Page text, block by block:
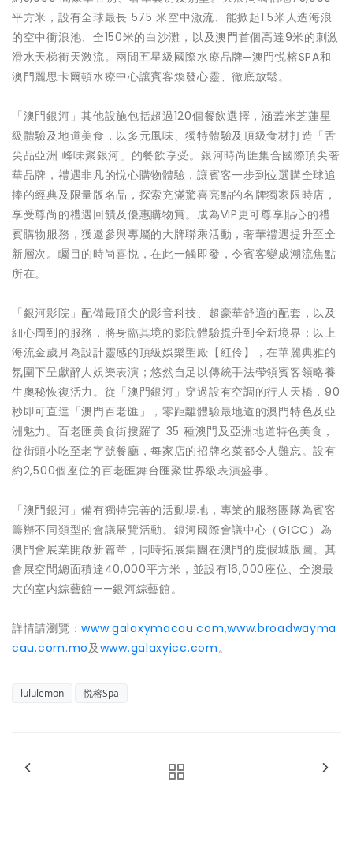
平方米，設有全球最長 575 米空中激流、能掀起1.5米人造海浪
的空中衝浪池、全150米的白沙灘，以及澳門首個高達9米的刺激
滑水天梯衝天激流。兩間五星級國際水療品牌─澳門悦榕SPA和
澳門麗思卡爾頓水療中心讓賓客煥發心靈、徹底放鬆。
「澳門銀河」其他設施包括超過120個餐飲選擇，涵蓋米芝蓮星
級體驗及地道美食，以多元風味、獨特體驗及頂級食材打造「舌
尖品亞洲 峰味聚銀河」的餐飲享受。銀河時尚匯集合國際頂尖奢
華品牌，禮遇非凡的悅心購物體驗，讓賓客一步到位選購全球追
捧的經典及限量版名品，探索充滿驚喜亮點的名牌獨家限時店，
享受尊尚的禮遇回饋及優惠購物賞。成為VIP更可尊享貼心的禮
賓購物服務，獲邀參與專屬的大牌聯乘活動，奢華禮遇提升至全
新層次。矚目的時尚喜悦，在此一觸即發，令賓客變成潮流焦點
所在。
「銀河影院」配備最頂尖的影音科技、超豪華舒適的配套，以及
細心周到的服務，將身臨其境的影院體驗提升到全新境界；以上
海流金歲月為設計靈感的頂級娛樂聖殿【紅伶】，在華麗典雅的
氛圍下呈獻醉人娛樂表演；悠然自足以傳統手法帶領賓客領略養
生奧秘恢復活力。從「澳門銀河」穿過設有空調的行人天橋，90
秒即可直達「澳門百老匯」，零距離體驗最地道的澳門特色及亞
洲魅力。百老匯美食街搜羅了 35 種澳門及亞洲地道特色美食，
從街頭小吃至老字號餐廳，每家店的招牌名菜都令人難忘。設有
約2,500個座位的百老匯舞台匯聚世界級表演盛事。
「澳門銀河」備有獨特完善的活動場地，專業的服務團隊為賓客
籌辦不同類型的會議展覽活動。銀河國際會議中心（GICC）為
澳門會展業開啟新篇章，同時拓展集團在澳門的度假城版圖。其
會展空間總面積達40,000平方米，並設有16,000座位、全澳最
大的室内綜藝館——銀河綜藝館。
詳情請瀏覽：www.galaxymacau.com,www.broadwayma
cau.com.mo及www.galaxyicc.com。
lululemon 悦榕Spa